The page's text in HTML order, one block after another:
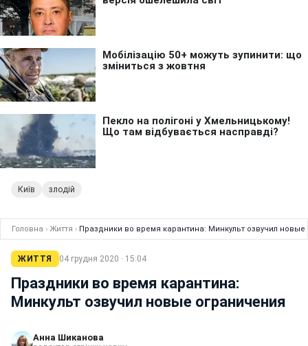
Київ злодій
Головна › Життя › Праздники во время карантина: Минкульт озвучил новые
ЖИТТЯ 04 грудня 2020 · 15:04
Праздники во время карантина:
Минкульт озвучил новые ограничения
Анна Шиканова